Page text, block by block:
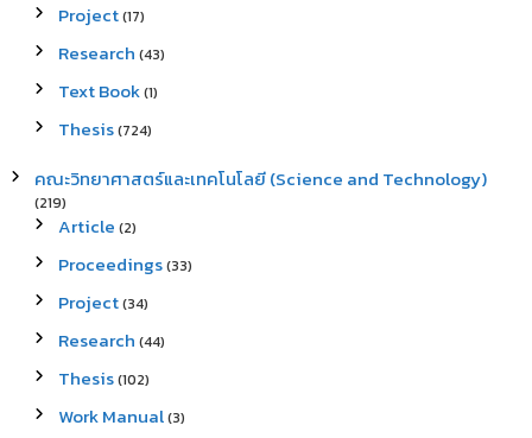
Project(17)
Research (43)
Text Book(1)
Thesis(724)
คณะวิทยาศาสตร์และเทคโนโลยี (Science and Technology)
(219)
Article (2)
Proceedings(33)
Project(34)
Research (44)
Thesis(102)
Work Manual(3)